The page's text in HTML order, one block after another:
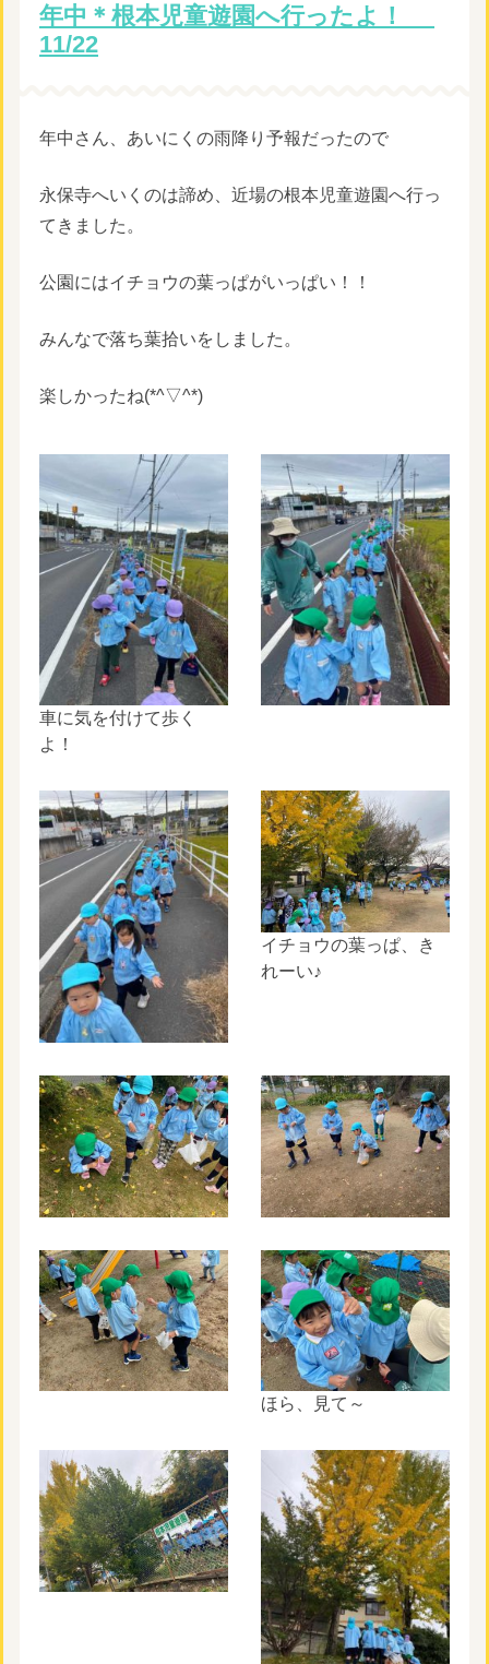
年中＊根本児童遊園へ行ったよ！
11/22
年中さん、あいにくの雨降り予報だったので
永保寺へいくのは諦め、近場の根本児童遊園へ行っ
てきました。
公園にはイチョウの葉っぱがいっぱい！！
みんなで落ち葉拾いをしました。
楽しかったね(*^▽^*)
車に気を付けて歩く
よ！
イチョウの葉っぱ、き
れーい♪
ほら、見て～